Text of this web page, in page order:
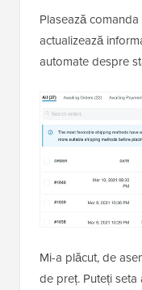
Plasează
actualizează
automate despre
Mi-a plăcut, de
de preț. Puteți